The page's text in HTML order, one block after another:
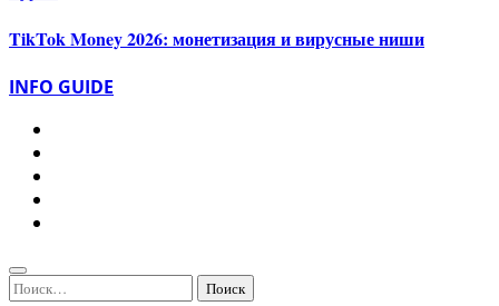
TikTok Money 2026: монетизация и вирусные ниши
INFO GUIDE
Найти: